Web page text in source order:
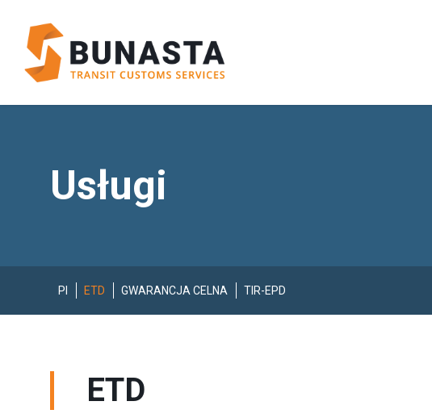
Usługi
PI ETD GWARANCJA CELNA TIR-EPD
ETD